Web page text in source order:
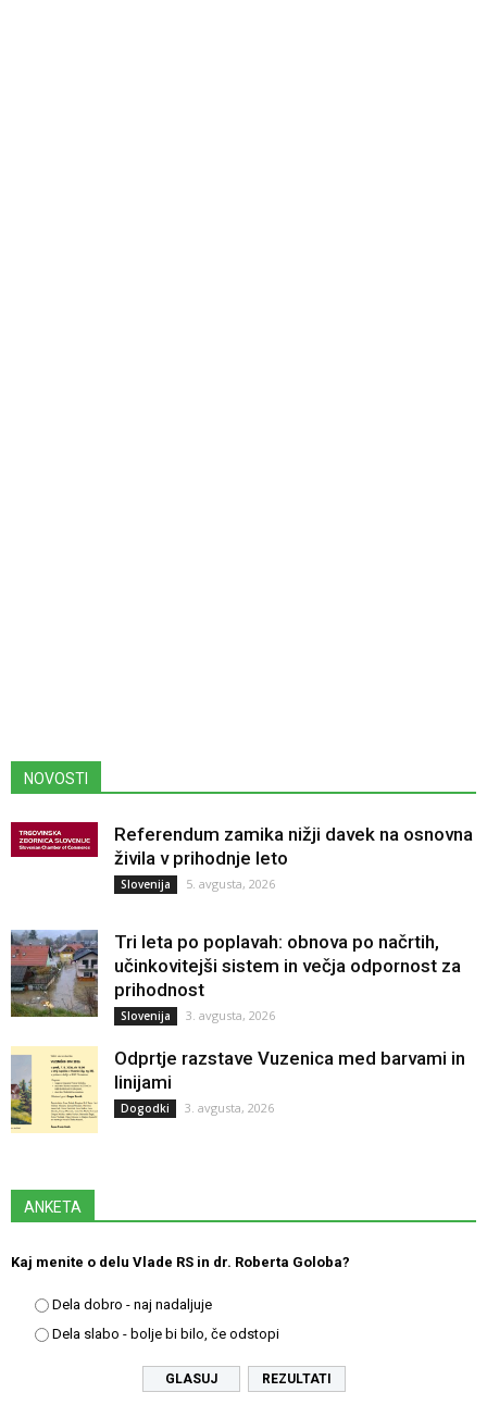
NOVOSTI
Referendum zamika nižji davek na osnovna
živila v prihodnje leto
Slovenija 5. avgusta, 2026
Tri leta po poplavah: obnova po načrtih,
učinkovitejši sistem in večja odpornost za
prihodnost
Slovenija 3. avgusta, 2026
Odprtje razstave Vuzenica med barvami in
linijami
Dogodki 3. avgusta, 2026
ANKETA
Kaj menite o delu Vlade RS in dr. Roberta Goloba?
Dela dobro - naj nadaljuje
Dela slabo - bolje bi bilo, če odstopi
REZULTATI